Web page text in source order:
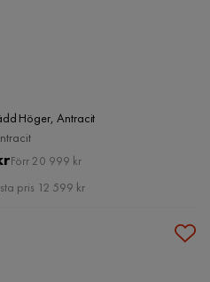
Höger, Antracit
Pris
Original
Pris
Förr 20 999 kr
pris 12 599 kr